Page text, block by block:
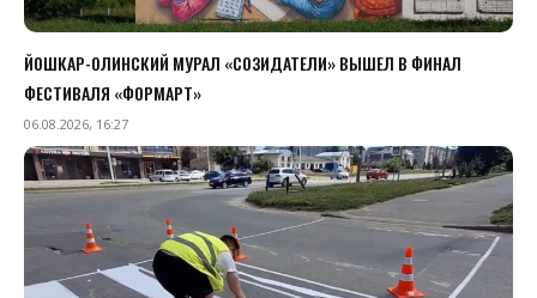
ЙОШКАР-ОЛИНСКИЙ МУРАЛ «СОЗИДАТЕЛИ» ВЫШЕЛ В ФИНАЛ
ФЕСТИВАЛЯ «ФОРМАРТ»
06.08.2026, 16:27